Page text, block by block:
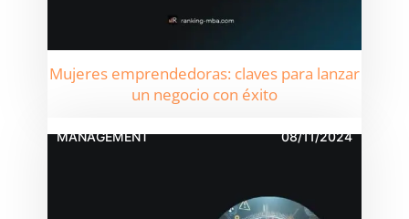
Mujeres emprendedoras: claves para lanzar
un negocio con éxito
MANAGEMENT 08/11/2024